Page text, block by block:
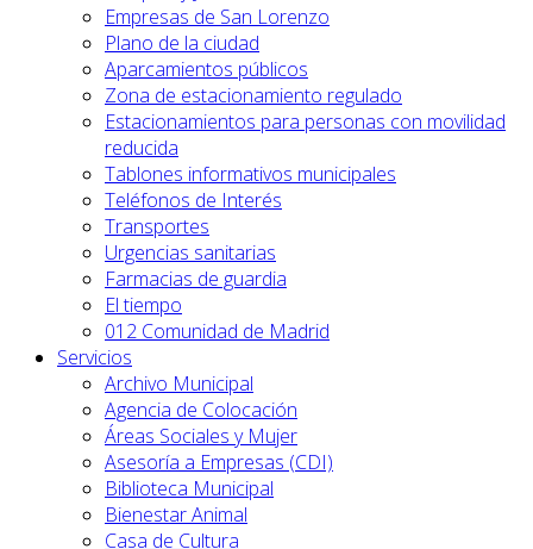
Empresas de San Lorenzo
Plano de la ciudad
Aparcamientos públicos
Zona de estacionamiento regulado
Estacionamientos para personas con movilidad
reducida
Tablones informativos municipales
Teléfonos de Interés
Transportes
Urgencias sanitarias
Farmacias de guardia
El tiempo
012 Comunidad de Madrid
Servicios
Archivo Municipal
Agencia de Colocación
Áreas Sociales y Mujer
Asesoría a Empresas (CDI)
Biblioteca Municipal
Bienestar Animal
Casa de Cultura